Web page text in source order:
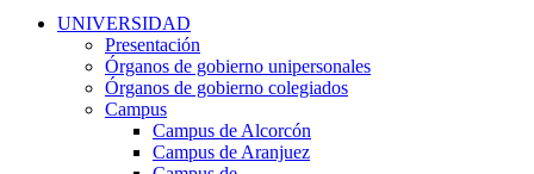
UNIVERSIDAD
Presentación
Órganos de gobierno unipersonales
Órganos de gobierno colegiados
Campus
Campus de Alcorcón
Campus de Aranjuez